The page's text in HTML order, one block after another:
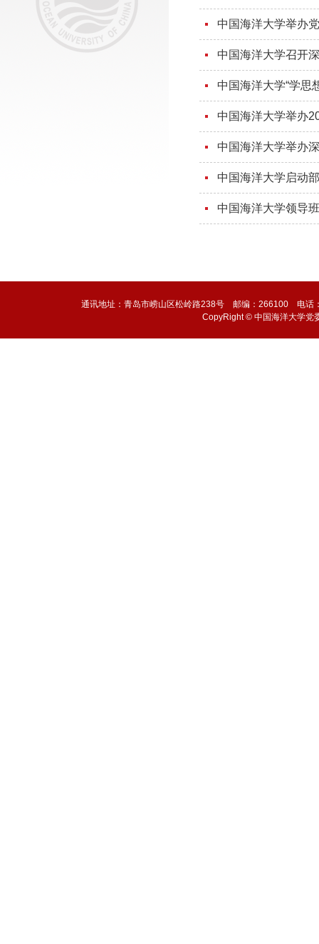
中国海洋大学举办
中国海洋大学召开
中国海洋大学“学思
中国海洋大学举办
中国海洋大学举办
中国海洋大学启动
中国海洋大学领导
通讯地址：青岛市崂山区松岭路238号 邮编：266100 电
CopyRight © 中国海洋大学党